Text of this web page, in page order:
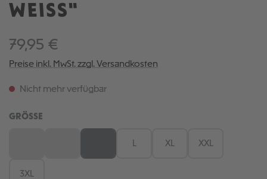
WEISS"
79,95 €
Preise inkl. MwSt. zzgl. Versandkosten
Nicht mehr verfügbar
GRÖSSE
XL XXL
3XL